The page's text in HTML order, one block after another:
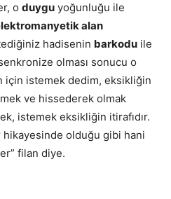
o duygu yoğunluğu ile
alan
hadisenin barkodu ile
olması sonucu o
için istemek dedim, eksikliğin
ve hissederek olmak
istemek eksikliğin itirafıdır.
hikayesinde olduğu gibi hani
filan diye.